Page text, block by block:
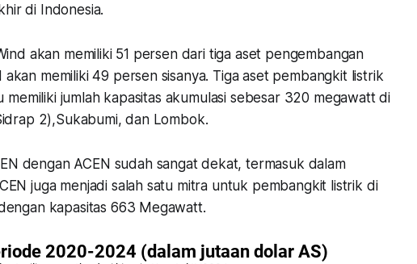
di Indonesia.
akan memiliki 51 persen dari tiga aset pengembangan
memiliki 49 persen sisanya. Tiga aset pembangkit listrik
jumlah kapasitas akumulasi sebesar 320 megawatt di
2),Sukabumi, dan Lombok.
dengan ACEN sudah sangat dekat, termasuk dalam
juga menjadi salah satu mitra untuk pembangkit listrik di
kapasitas 663 Megawatt.